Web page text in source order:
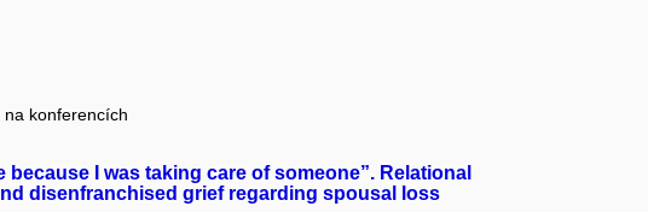
konferencích
because I was taking care of someone”. Relational
disenfranchised grief regarding spousal loss